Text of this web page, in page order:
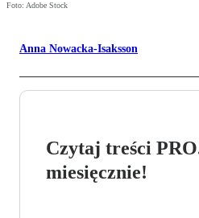
Foto: Adobe Stock
Anna Nowacka-Isaksson
Czytaj treści
miesięcznie!